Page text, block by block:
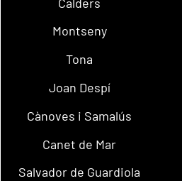
Montseny
Tona
Joan Despí
Cànoves i Samalús
Canet de Mar
Salvador de Guardiola